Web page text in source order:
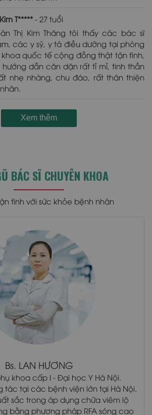
T***** - 27 tuổi
Thị Kim Thăng tôi thấy các bác sĩ
các y sỹ, y tá điều dưỡng tại phòng
quốc tế cộng đồng thật tận tình,
dẫn căn dặn rất tỉ mỉ, tinh thần
nhẹ nhàng, chu đáo, rất thân thiện
Xem thêm
BÁC SĨ CHUYÊN KHOA
tình với sức khỏe bệnh nhân
Bs. LAN HƯƠNG
khoa cấp I - Đại học Y Hà Nội.
tác tại các bệnh viện lớn tại Hà Nội.
sắc trong áp dụng chữa viêm lộ
bằng phương pháp RFA sóng cao